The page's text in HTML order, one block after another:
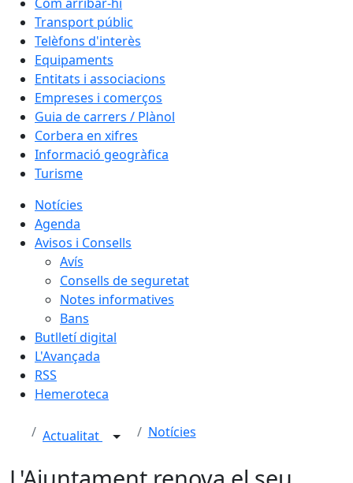
Transport públic
Telèfons d'interès
Equipaments
Entitats i associacions
Empreses i comerços
Guia de carrers / Plànol
Corbera en xifres
Informació geogràfica
Turisme
Notícies
Agenda
Avisos i Consells
Avís
Consells de seguretat
Notes informatives
Bans
Butlletí digital
L'Avançada
RSS
Hemeroteca
Actualitat Notícies